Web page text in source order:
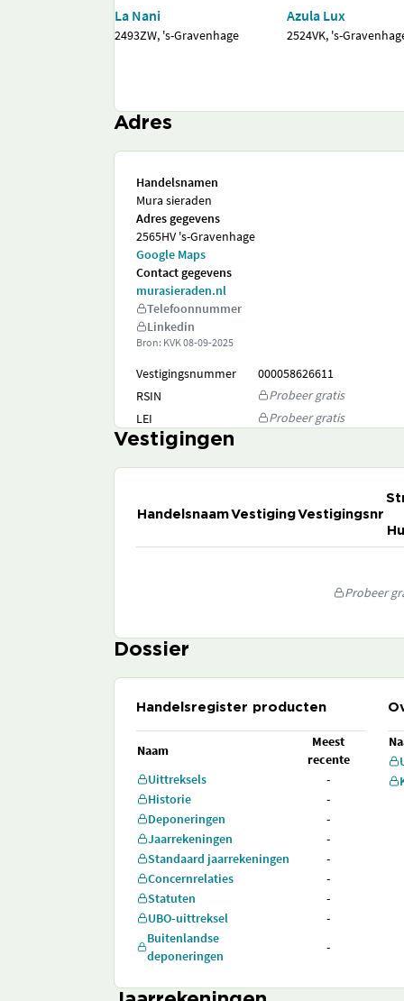
La Nani
2493ZW, 's-Gravenhage
Azula Lux
2524VK, 's-
Adres
Handelsnamen
Mura sieraden
Adres gegevens
2565HV 's-Gravenhage
Google Maps
Contact gegevens
murasieraden.nl
Telefoonnummer
Linkedin
Bron: KVK08-09-2025
Vestigingsnummer
000058626611
RSIN
Probeer gratis
LEI
Probeer gratis
Vestigingen
HandelsnaamVestigingVestigingsnr
Probeer
Dossier
Handelsregister producten
Naam
Meest
recente
Uittreksels
-
Historie
-
Deponeringen
-
Jaarrekeningen
-
Standaard jaarrekeningen
-
Concernrelaties
-
Statuten
-
UBO-uittreksel
-
Buitenlandse
deponeringen
-